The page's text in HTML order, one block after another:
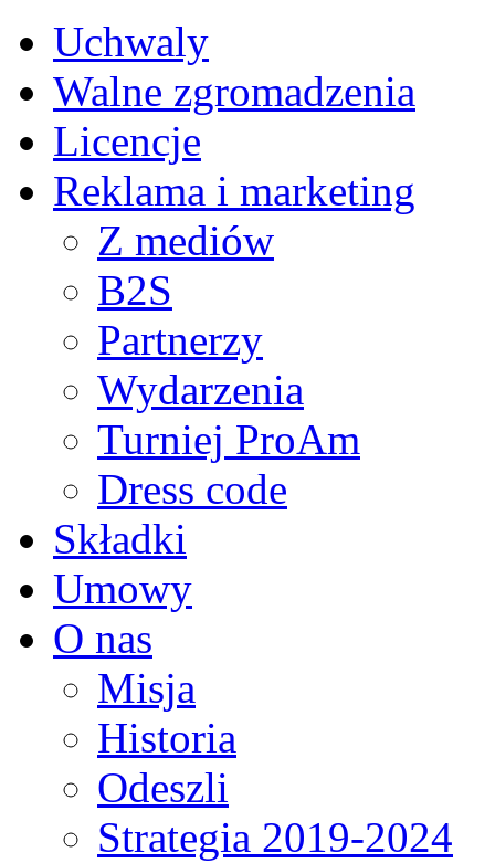
Uchwaly
Walne zgromadzenia
Licencje
Reklama i marketing
Z mediów
B2S
Partnerzy
Wydarzenia
Turniej ProAm
Dress code
Składki
Umowy
O nas
Misja
Historia
Odeszli
Strategia 2019-2024